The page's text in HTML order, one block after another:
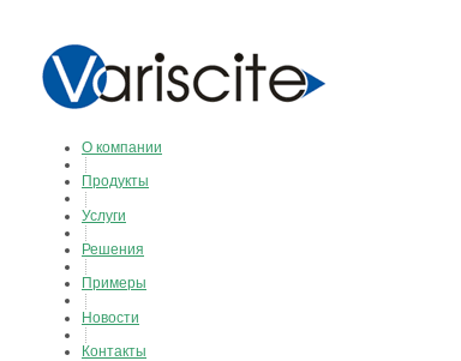
О компании
Продукты
Услуги
Решения
Примеры
Новости
Контакты